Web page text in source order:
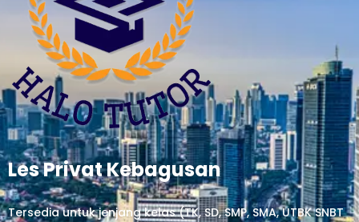
Les Privat Kebagusan
Tersedia untuk jenjang kelas (TK, SD, SMP, SMA, UTBK SNBT